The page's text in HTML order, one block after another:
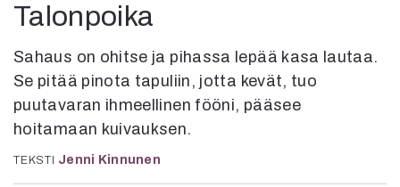
Kirjat
In English
Esitystaide
Arkisto
Talonpoika
Sahaus on ohitse ja pihassa lepää kasa lautaa.
Se pitää pinota tapuliin, jotta kevät, tuo
puutavaran ihmeellinen fööni, pääsee
hoitamaan kuivauksen.
TEKSTI Jenni Kinnunen